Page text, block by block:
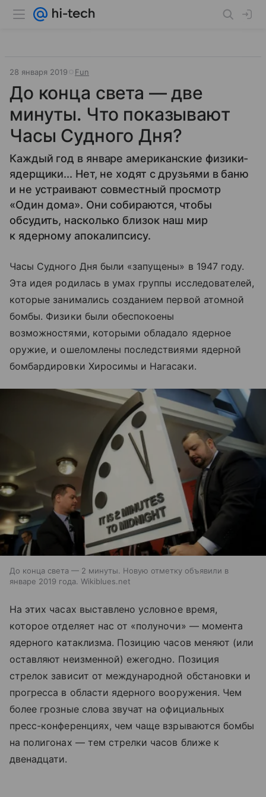
28 января 2019 Fun
До конца света — две
минуты. Что показывают
Часы Судного Дня?
Каждый год в январе американские физики-
ядерщики... Нет, не ходят с друзьями в баню
и не устраивают совместный просмотр
«Один дома». Они собираются, чтобы
обсудить, насколько близок наш мир
к ядерному апокалипсису.
Часы Судного Дня были «запущены» в 1947 году.
Эта идея родилась в умах группы исследователей,
которые занимались созданием первой атомной
бомбы. Физики были обеспокоены
возможностями, которыми обладало ядерное
оружие, и ошеломлены последствиями ядерной
бомбардировки Хиросимы и Нагасаки.
До конца света — 2 минуты. Новую отметку объявили в
январе 2019 года. Wikiblues.net
На этих часах выставлено условное время,
которое отделяет нас от «полуночи» — момента
ядерного катаклизма. Позицию часов меняют (или
оставляют неизменной) ежегодно. Позиция
стрелок зависит от международной обстановки и
прогресса в области ядерного вооружения. Чем
более грозные слова звучат на официальных
пресс-конференциях, чем чаще взрываются бомбы
на полигонах — тем стрелки часов ближе к
двенадцати.